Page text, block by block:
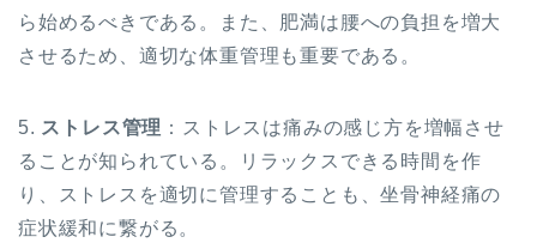
ら始めるべきである。また、肥満は腰への負担を増大
させるため、適切な体重管理も重要である。
5. ストレス管理 ：ストレスは痛みの感じ方を増幅させ
ることが知られている。リラックスできる時間を作
り、ストレスを適切に管理することも、坐骨神経痛の
症状緩和に繋がる。